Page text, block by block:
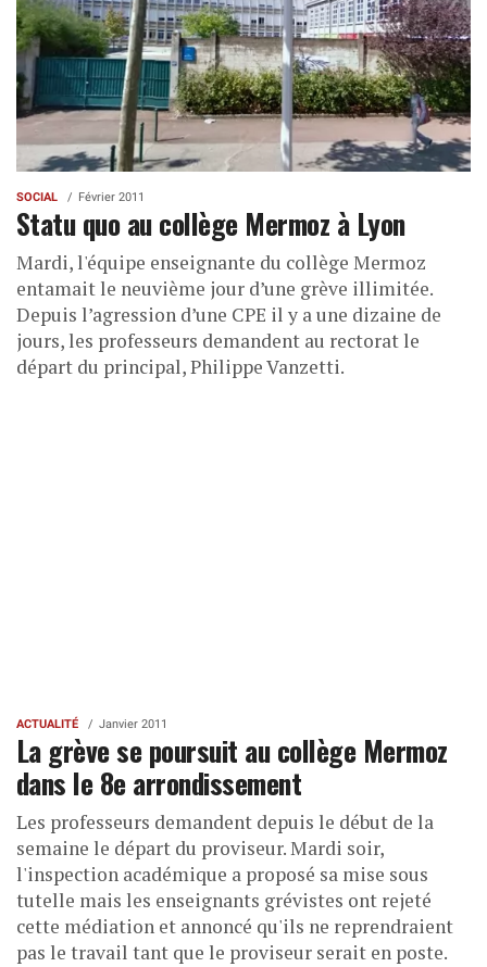
SOCIAL Février 2011
Statu quo au collège Mermoz à Lyon
Mardi, l'équipe enseignante du collège Mermoz
entamait le neuvième jour d’une grève illimitée.
Depuis l’agression d’une CPE il y a une dizaine de
jours, les professeurs demandent au rectorat le
départ du principal, Philippe Vanzetti.
ACTUALITÉ Janvier 2011
La grève se poursuit au collège Mermoz
dans le 8e arrondissement
Les professeurs demandent depuis le début de la
semaine le départ du proviseur. Mardi soir,
l'inspection académique a proposé sa mise sous
tutelle mais les enseignants grévistes ont rejeté
cette médiation et annoncé qu'ils ne reprendraient
pas le travail tant que le proviseur serait en poste.